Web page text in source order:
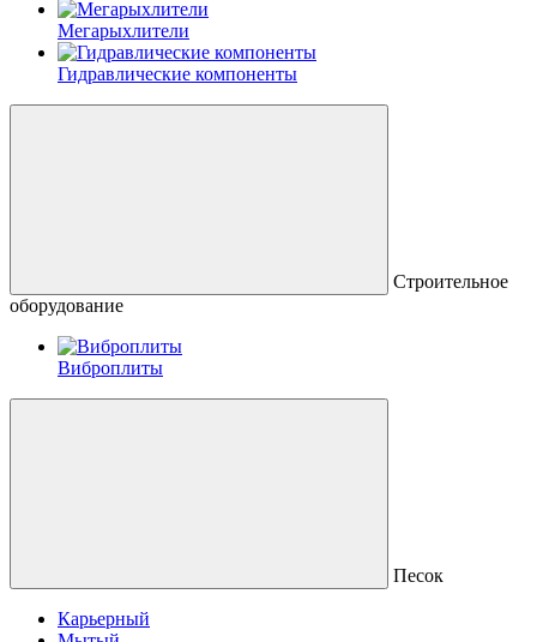
Мегарыхлители
Гидравлические компоненты
Строительное
оборудование
Виброплиты
Песок
Карьерный